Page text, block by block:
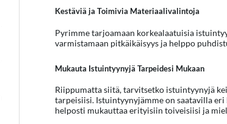
Kestäviä ja Toimivia Materiaalivalintoja
Pyrimme tarjoamaan korkealaatuisia
varmistamaan pitkäikäisyys ja helppo
Mukauta Istuintyynyjä Tarpeidesi Mukaan
Riippumatta siitä, tarvitsetko istuintyynyjä
tarpeisiisi. Istuintyynyjämme on saatavilla
helposti mukauttaa erityisiin toiveisiisi ja